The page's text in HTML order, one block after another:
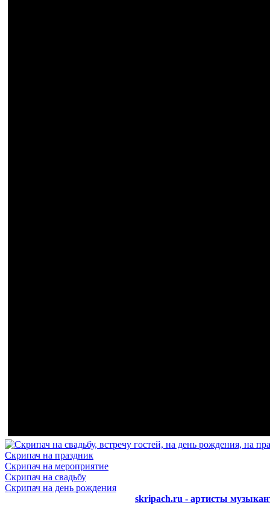
Скрипач на праздник
Скрипач на мероприятие
Скрипач на свадьбу
Скрипач на день рождения
skripach.ru - артисты